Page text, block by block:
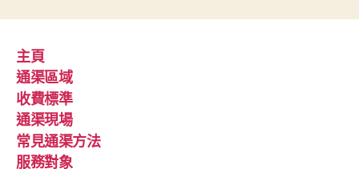
主頁
通渠區域
收費標準
通渠現場
常見通渠方法
服務對象